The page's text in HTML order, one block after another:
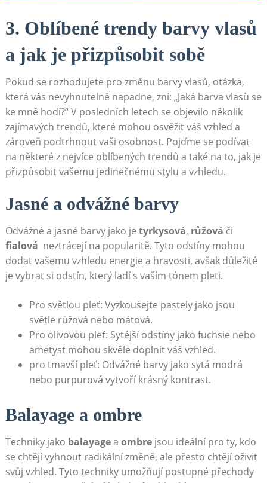
3. ⁤Oblíbené ​trendy​ barvy vlasů
a jak ⁣je přizpůsobit sobě
Pokud se rozhodujete pro ⁢změnu barvy‌ vlasů, otázka,
která vás nevyhnutelně‌ napadne, zní:⁢ „Jaká barva vlasů se
ke mně ⁣hodí?“⁣ V posledních letech se objevilo několik
zajímavých trendů, které mohou osvěžit ​váš vzhled ⁣a
zároveň podtrhnout vaši osobnost. Pojďme se podívat
na ‌některé z ⁢nejvíce oblíbených trendů‍ a také na ‌to, ⁢jak je
přizpůsobit vašemu⁢ jedinečnému stylu a ‌vzhledu.
Jasné ‍a odvážné barvy
Odvážné a jasné barvy jako je tyrkysová, růžová či‌
fialová ‍ neztrácejí na popularitě. Tyto odstíny mohou
dodat vašemu vzhledu energie a hravosti, avšak důležité
je vybrat si odstín, který ladí s vaším tónem‌ pleti.
Pro světlou pleť:‌ Vyzkoušejte ‌pastely‌ jako jsou
světle růžová nebo mátová.
Pro⁤ olivovou pleť:‌ Sytější odstíny‍ jako⁤ fuchsie nebo​
ametyst​ mohou skvěle doplnit⁣ váš vzhled.
pro tmavší pleť: Odvážné barvy ‌jako sytá modrá
nebo purpurová vytvoří krásný kontrast.
Balayage a ombre
Techniky ⁢jako balayage⁢a ombrejsou ideální ⁢pro ty, kdo
se chtějí vyhnout radikální⁤ změně, ale‌ přesto chtějí oživit
svůj vzhled. Tyto techniky umožňují‌ postupné přechody